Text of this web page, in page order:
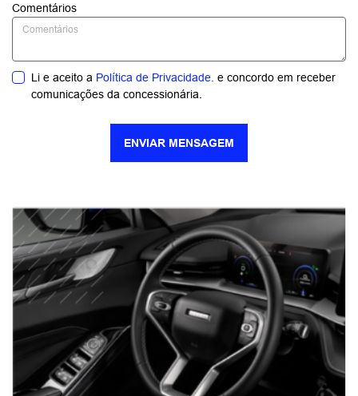
Comentários
Li e aceito a Política de Privacidade. e concordo em receber
comunicações da concessionária.
ENVIAR MENSAGEM